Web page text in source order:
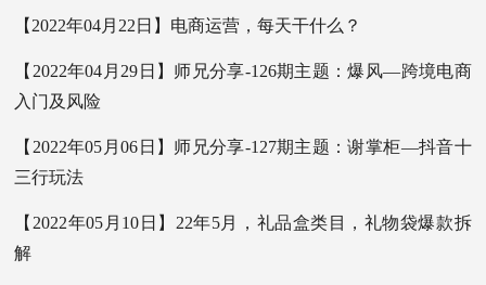
【2022年04月22日】电商运营，每天干什么？
【2022年04月29日】师兄分享-126期主题：爆风—跨境电商
入门及风险
【2022年05月06日】师兄分享-127期主题：谢掌柜—抖音十
三行玩法
【2022年05月10日】22年5月，礼品盒类目，礼物袋爆款拆
解